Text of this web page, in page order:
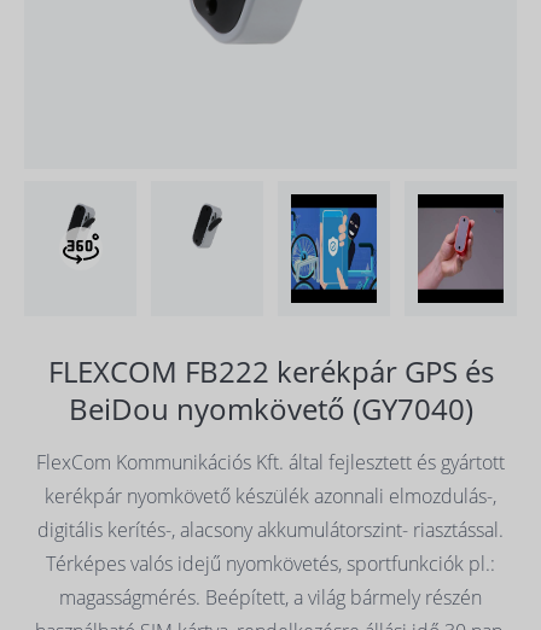
FLEXCOM FB222 kerékpár GPS és
BeiDou nyomkövető (GY7040)
FlexCom Kommunikációs Kft. által fejlesztett és gyártott
kerékpár nyomkövető készülék azonnali elmozdulás-,
digitális kerítés-, alacsony akkumulátorszint- riasztással.
Térképes valós idejű nyomkövetés, sportfunkciók pl.:
magasságmérés. Beépített, a világ bármely részén